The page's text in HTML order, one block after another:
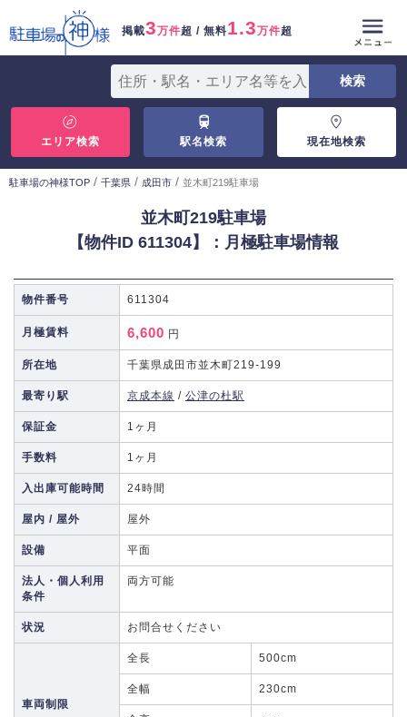
掲載3万件超 / 無料1.3万件超
エリア検索 駅名検索 現在地検索
駐車場の神様TOP / 千葉県 / 成田市 / 並木町219駐車場
並木町219駐車場
【物件ID 611304】：月極駐車場情報
物件番号 611304
月極賃料 6,600 円
所在地 千葉県成田市並木町219-199
最寄り駅 京成本線 / 公津の杜駅
保証金 1ヶ月
手数料 1ヶ月
入出庫可能時間 24時間
屋内 / 屋外 屋外
設備 平面
法人・個人利用
条件
両方可能
状況 お問合せください
車両制限
全長 500cm
全幅 230cm